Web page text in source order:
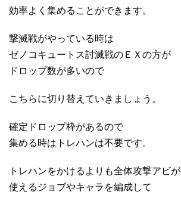
効率よく集めることができます。
撃滅戦がやっている時は
ゼノコキュートス討滅戦のＥＸの方が
ドロップ数が多いので
こちらに切り替えていきましょう。
確定ドロップ枠があるので
集める時はトレハンは不要です。
トレハンをかけるよりも全体攻撃アビが
使えるジョブやキャラを編成して